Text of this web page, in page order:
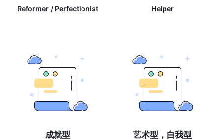
Reformer / Perfectionist Helper
成就型 艺术型，自我型